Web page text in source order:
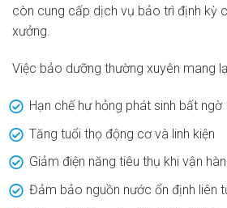
còn cung cấp dịch vụ bảo trì định kỳ
xưởng.
Việc bảo dưỡng thường xuyên mang
Hạn chế hư hỏng phát sinh bất ngờ
Tăng tuổi thọ động cơ và linh kiện
Giảm điện năng tiêu thụ khi vận
Đảm bảo nguồn nước ổn định liên